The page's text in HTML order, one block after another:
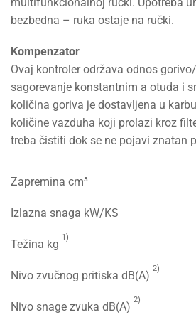
multifunkcionalnoj ručki. Upotreba
bezbedna – ruka ostaje na ručki.
Kompenzator
Ovaj kontroler održava odnos
sagorevanje konstantnim a otuda i
količina goriva je dostavljena u
količine vazduha koji prolazi kroz
treba čistiti dok se ne pojavi znatan
Zapremina cm³
Izlazna snaga kW/KS
Težina kg 1)
Nivo zvučnog pritiska dB(A) 2)
Nivo snage zvuka dB(A) 2)